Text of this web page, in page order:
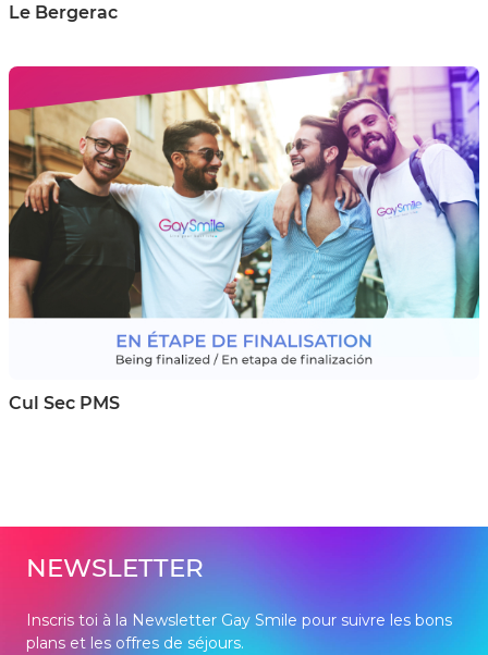
Le Bergerac
Cul Sec PMS
NEWSLETTER
Inscris toi à la Newsletter Gay Smile pour suivre les bons
plans et les offres de séjours.